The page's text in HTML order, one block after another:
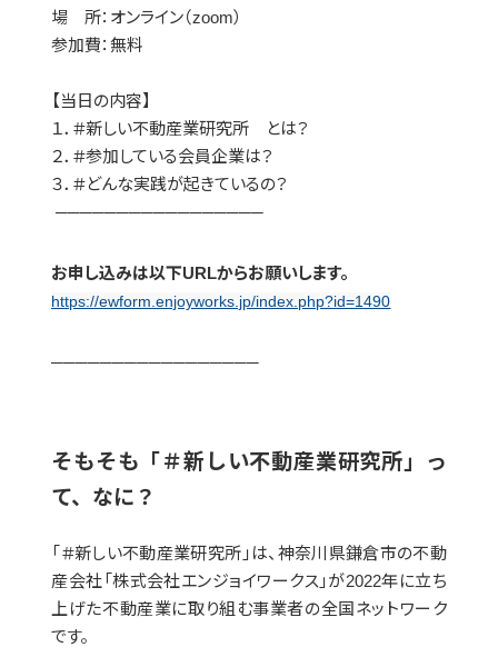
場 所：オンライン（zoom）
参加費：無料
【当日の内容】
１．＃新しい不動産業研究所 とは？​
２．＃参加している会員企業は？​
３．＃どんな実践が起きているの？​
─────────────────
お申し込みは以下URLからお願いします。
https://ewform.enjoyworks.jp/index.php?id=1490
─────────────────
そもそも「＃新しい不動産業研究所」っ
て、なに？
「＃新しい不動産業研究所」は、神奈川県鎌倉市の不動
産会社「株式会社エンジョイワークス」が2022年に立ち
上げた不動産業に取り組む事業者の全国ネットワーク
です。